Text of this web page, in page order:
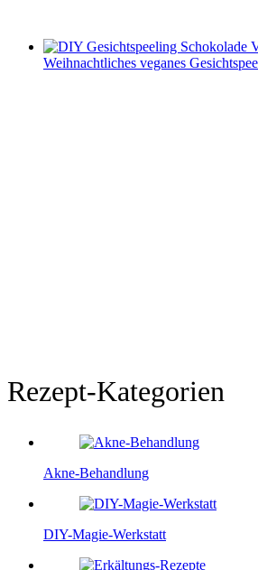
Weihnachtliches veganes
Rezept-Kategorien
Akne-Behandlung
DIY-Magie-Werkstatt